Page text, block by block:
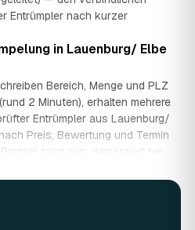
Entrümpler nach kurzer
in Lauenburg/ Elbe
Bereich, Menge und PLZ
2 Minuten), erhalten mehrere
Entrümpler aus Lauenburg/
Preis, Bewertung und Termin
Partner trägt aus, demontiert bei